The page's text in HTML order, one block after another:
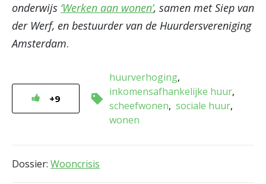
onderwijs ‘Werken aan wonen’, samen met Siep van
der Werf, en bestuurder van de Huurdersvereniging
Amsterdam.
+9
huurverhoging
inkomensafhankelijke huur
scheefwonen sociale huur
wonen
Dossier: Wooncrisis